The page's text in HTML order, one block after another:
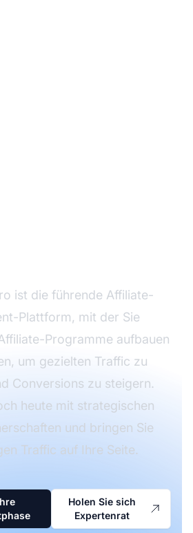
ist die führende Affiliate-
Plattform, mit der Sie
Programme aufbauen
um gezielten Traffic zu
Conversions zu steigern.
heute mit strategischen
und bringen Sie
Traffic auf Ihre Seite.
Holen Sie sich
Expertenrat